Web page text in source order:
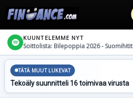
KUUNTELEMME NYT
Soittolista: Bilepoppia 2026 - Suomihitit
TÄTÄ MUUT LUKEVAT
Tekoäly suunnitteli 16 toimivaa virusta